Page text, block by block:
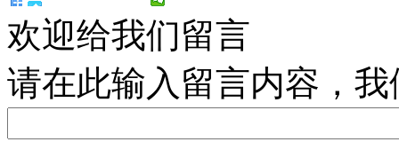
欢迎给我们留言
请在此输入留言内容，